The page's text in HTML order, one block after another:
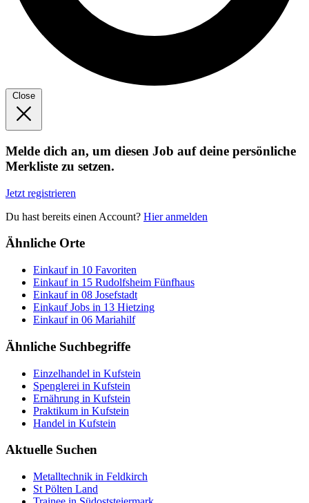
Close
Melde dich an, um diesen Job auf deine persönliche
Merkliste zu setzen.
Jetzt registrieren
Du hast bereits einen Account? Hier anmelden
Ähnliche Orte
Einkauf in 10 Favoriten
Einkauf in 15 Rudolfsheim Fünfhaus
Einkauf in 08 Josefstadt
Einkauf Jobs in 13 Hietzing
Einkauf in 06 Mariahilf
Ähnliche Suchbegriffe
Einzelhandel in Kufstein
Spenglerei in Kufstein
Ernährung in Kufstein
Praktikum in Kufstein
Handel in Kufstein
Aktuelle Suchen
Metalltechnik in Feldkirch
St Pölten Land